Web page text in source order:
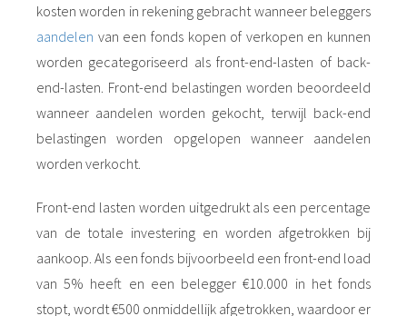
kosten worden in rekening gebracht wanneer beleggers
aandelen van een fonds kopen of verkopen en kunnen
worden gecategoriseerd als front-end-lasten of back-
end-lasten. Front-end belastingen worden beoordeeld
wanneer aandelen worden gekocht, terwijl back-end
belastingen worden opgelopen wanneer aandelen
worden verkocht.
Front-end lasten worden uitgedrukt als een percentage
van de totale investering en worden afgetrokken bij
aankoop. Als een fonds bijvoorbeeld een front-end load
van 5% heeft en een belegger €10.000 in het fonds
stopt, wordt €500 onmiddellijk afgetrokken, waardoor er